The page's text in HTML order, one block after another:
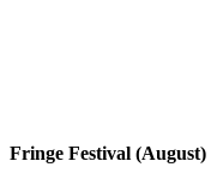
Fringe Festival (August)